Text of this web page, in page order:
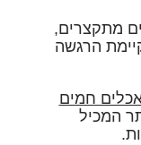
מתקצרים,
הרגשה
חמים
המכיל